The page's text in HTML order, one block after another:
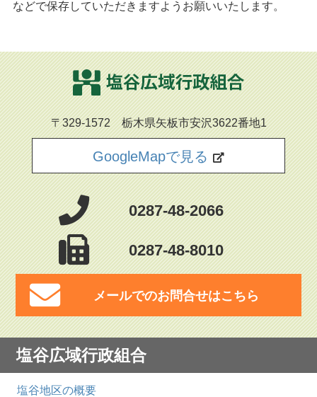
などで保存していただきますようお願いいたします。
〒329-1572 栃木県矢板市安沢3622番地1
GoogleMapで見る
0287-48-2066
0287-48-8010
メールでのお問合せはこちら
塩谷広域行政組合
塩谷地区の概要